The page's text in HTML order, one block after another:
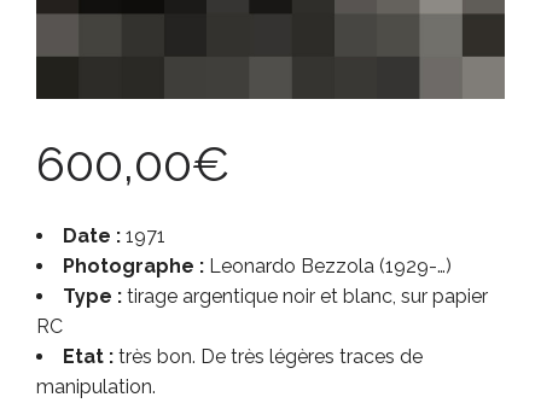
600,00€
Date : 1971
Photographe : Leonardo Bezzola (1929-…)
Type : tirage argentique noir et blanc, sur papier
RC
Etat : très bon. De très légères traces de
manipulation.